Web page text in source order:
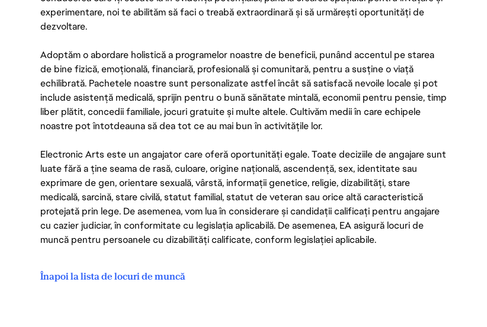
experimentare, noi te abilităm să faci o treabă extraordinară și să urmărești oportunități de
dezvoltare.
Adoptăm o abordare holistică a programelor noastre de beneficii, punând accentul pe starea
de bine fizică, emoțională, financiară, profesională și comunitară, pentru a susține o viață
echilibrată. Pachetele noastre sunt personalizate astfel încât să satisfacă nevoile locale și pot
include asistență medicală, sprijin pentru o bună sănătate mintală, economii pentru pensie, timp
liber plătit, concedii familiale, jocuri gratuite și multe altele. Cultivăm medii în care echipele
noastre pot întotdeauna să dea tot ce au mai bun în activitățile lor.
Electronic Arts este un angajator care oferă oportunități egale. Toate deciziile de angajare sunt
luate fără a ține seama de rasă, culoare, origine națională, ascendență, sex, identitate sau
exprimare de gen, orientare sexuală, vârstă, informații genetice, religie, dizabilități, stare
medicală, sarcină, stare civilă, statut familial, statut de veteran sau orice altă caracteristică
protejată prin lege. De asemenea, vom lua în considerare și candidații calificați pentru angajare
cu cazier judiciar, în conformitate cu legislația aplicabilă. De asemenea, EA asigură locuri de
muncă pentru persoanele cu dizabilități calificate, conform legislației aplicabile.
Înapoi la lista de locuri de muncă